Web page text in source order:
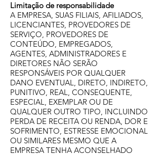
Limitação de responsabilidade
A EMPRESA, SUAS FILIAIS, AFILIADOS,
LICENCIANTES, PROVEDORES DE
SERVIÇO, PROVEDORES DE
CONTEÚDO, EMPREGADOS,
AGENTES, ADMINISTRADORES E
DIRETORES NÃO SERÃO
RESPONSÁVEIS POR QUALQUER
DANO EVENTUAL, DIRETO, INDIRETO,
PUNITIVO, REAL, CONSEQUENTE,
ESPECIAL, EXEMPLAR OU DE
QUALQUER OUTRO TIPO, INCLUINDO
PERDA DE RECEITA OU RENDA, DOR E
SOFRIMENTO, ESTRESSE EMOCIONAL
OU SIMILARES MESMO QUE A
EMPRESA TENHA ACONSELHADO